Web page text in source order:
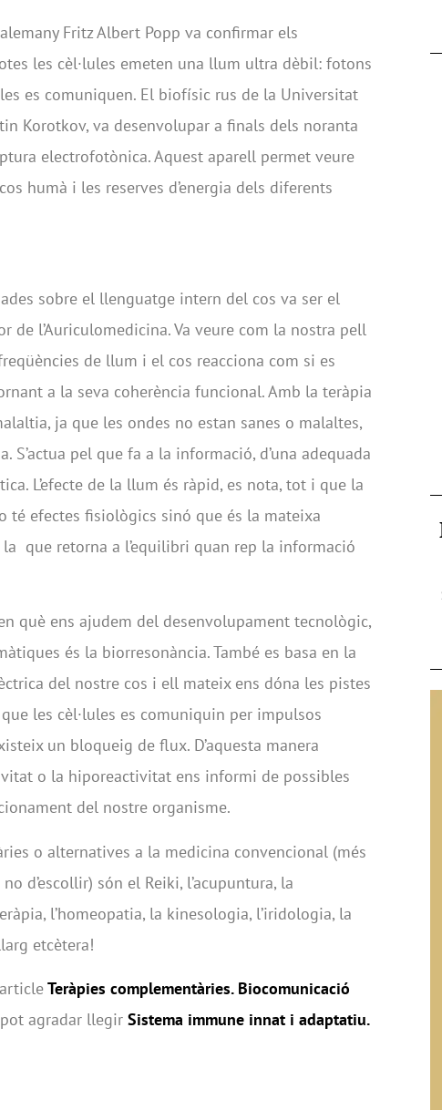
Fritz Albert Popp va confirmar els
les cèl·lules emeten una llum ultra dèbil: fotons
es comuniquen. El biofísic rus de la Universitat
Korotkov, va desenvolupar a finals dels noranta
electrofotònica. Aquest aparell permet veure
humà i les reserves d’energia dels diferents
sobre el llenguatge intern del cos va ser el
de l’Auriculomedicina. Va veure com la nostra pell
de llum i el cos reacciona com si es
a la seva coherència funcional. Amb la teràpia
ja que les ondes no estan sanes o malaltes,
S’actua pel que fa a la informació, d’una adequada
L’efecte de la llum és ràpid, es nota, tot i que la
té efectes fisiològics sinó que és la mateixa
que retorna a l’equilibri quan rep la informació
què ens ajudem del desenvolupament tecnològic,
és la biorresonància. També es basa en la
del nostre cos i ell mateix ens dóna les pistes
les cèl·lules es comuniquin per impulsos
un bloqueig de flux. D’aquesta manera
o la hiporeactivitat ens informi de possibles
del nostre organisme.
o alternatives a la medicina convencional (més
d’escollir) són el Reiki, l’acupuntura, la
l’homeopatia, la kinesologia, l’iridologia, la
etcètera!
Teràpies complementàries. Biocomunicació
agradar llegir Sistema immune innat i adaptatiu.